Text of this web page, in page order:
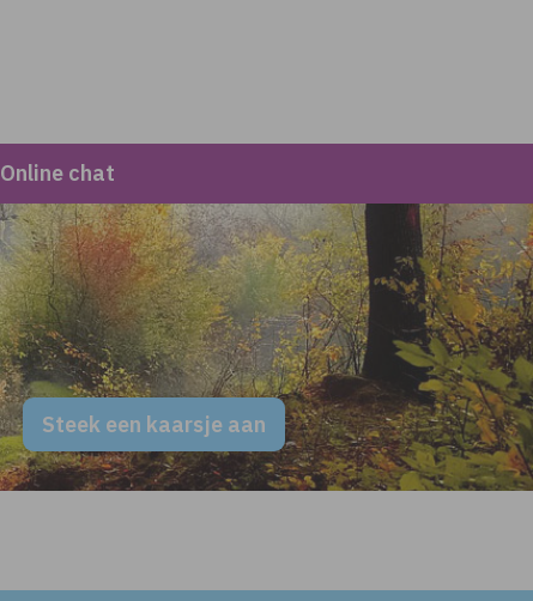
Online chat
Steek een kaarsje aan